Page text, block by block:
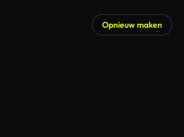
Opnieuw maken